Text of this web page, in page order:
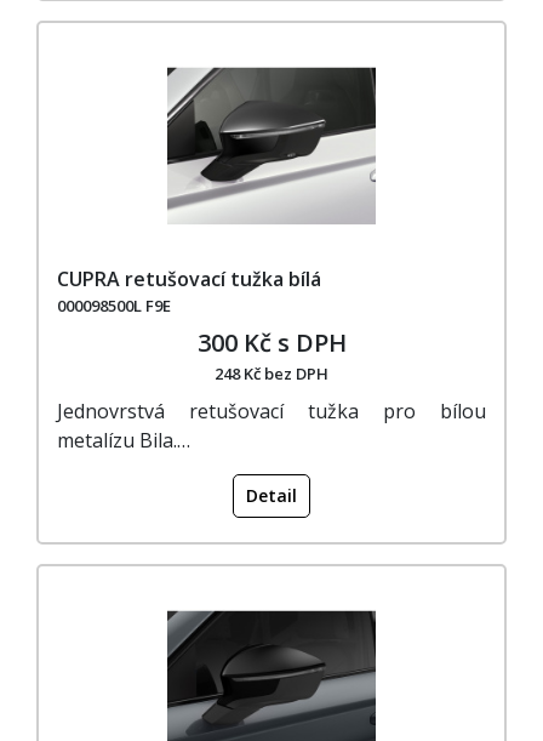
CUPRA retušovací tužka bílá
000098500L F9E
300 Kč s DPH
248 Kč bez DPH
Jednovrstvá retušovací tužka pro bílou
metalízu Bila.…
Detail